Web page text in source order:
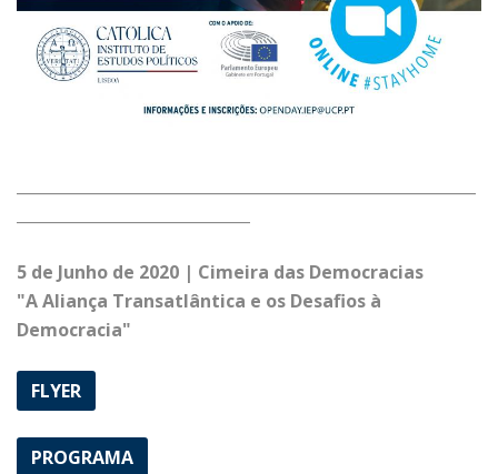
5 de Junho de 2020 | Cimeira das Democracias
"A Aliança Transatlântica e os Desafios à
Democracia"
FLYER
PROGRAMA